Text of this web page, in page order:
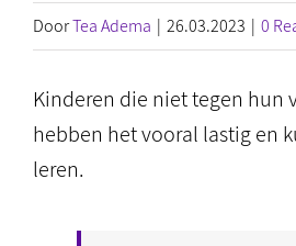
DoorTea Adema | 26.03.2023 | 0
Kinderen die niet tegen hun
hebben het vooral lastig en
leren.